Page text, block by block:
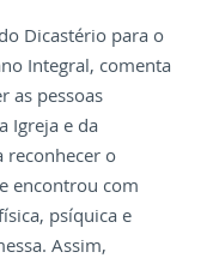
Dicastério para o
Integral, comenta
as pessoas
Igreja e da
reconhecer o
encontrou com
psíquica e
Assim,